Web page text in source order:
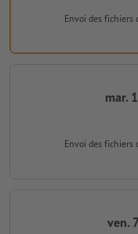
Envoi des fichiers
mar.
Envoi des fichiers
ven.